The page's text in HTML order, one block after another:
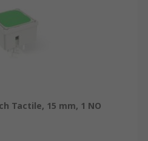
Tactile, 15 mm, 1 NO